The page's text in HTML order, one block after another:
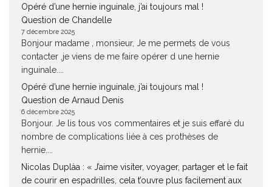
Opéré d’une hernie inguinale, j’ai toujours mal !
Question de Chandelle
7 décembre 2025
Bonjour madame , monsieur, Je me permets de vous
contacter ,je viens de me faire opérer d une hernie
inguinale....
Opéré d’une hernie inguinale, j’ai toujours mal !
Question de Arnaud Denis
6 décembre 2025
Bonjour. Je lis tous vos commentaires et je suis effaré du
nombre de complications liée à ces prothèses de
hernie....
Nicolas Duplàa : « J’aime visiter, voyager, partager et le fait
de courir en espadrilles, cela t’ouvre plus facilement aux